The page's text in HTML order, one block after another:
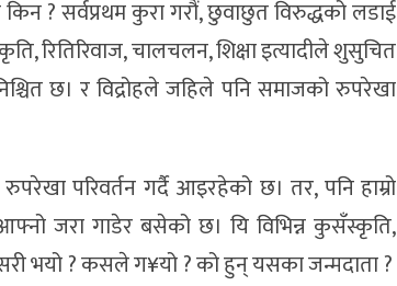
? सर्वप्रथम कुरा गरौं, छुवाछुत विरुद्धको लडाई
रितिरिवाज, चालचलन, शिक्षा इत्यादीले शुसुचित
छ। र विद्रोहले जहिले पनि समाजको रुपरेखा
परिवर्तन गर्दै आइरहेको छ। तर, पनि हाम्रो
जरा गाडेर बसेको छ। यि विभिन्न कुसँस्कृति,
भयो ? कसले ग¥यो ? को हुन् यसका जन्मदाता ?